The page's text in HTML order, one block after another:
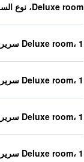
Deluxe room، نوع السرير غير معروف
Deluxe room، 1 سرير كينغ
Deluxe room، 1 سرير كينغ
Deluxe room، 1 سرير كوين
Deluxe room، 1 سرير كينغ